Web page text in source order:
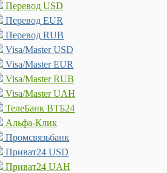
Перевод USD
Перевод EUR
Перевод RUB
Visa/Master USD
Visa/Master EUR
Visa/Master RUB
Visa/Master UAH
ТелеБанк ВТБ24
Альфа-Клик
Промсвязьбанк
Приват24 USD
Приват24 UAH